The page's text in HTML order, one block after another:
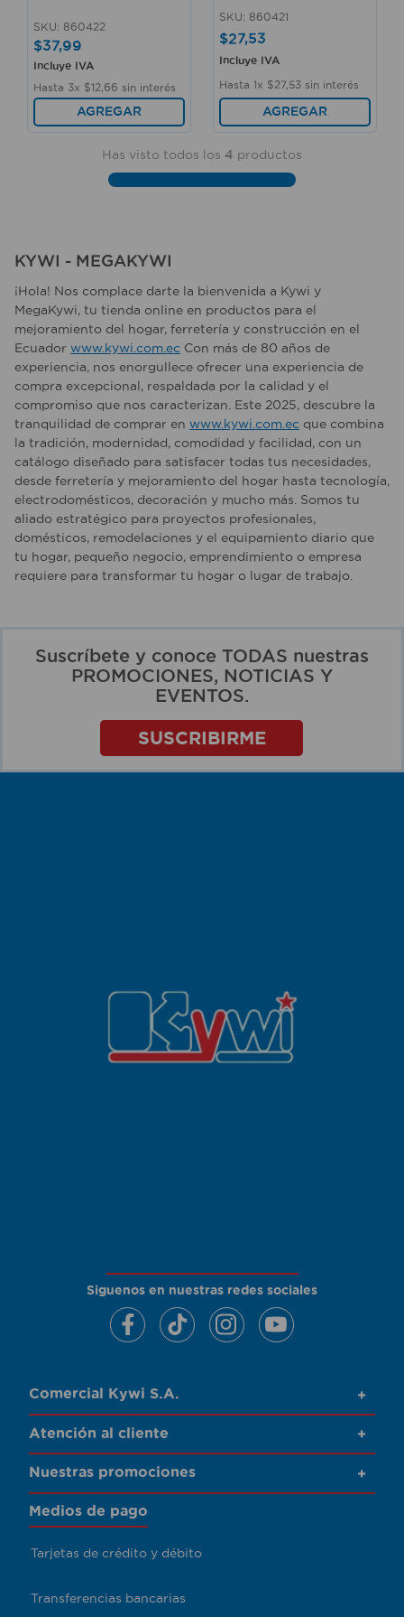
SKU: 860422
$37,99
Incluye IVA
Hasta 3x $12 66 sin interés
AGREGAR
SKU: 860421
$27,53
Incluye IVA
Hasta 1x $27, 53 sin interés
AGREGAR
Has visto todos los 4 productos
KYWI - MEGAKYWI
¡Hola! Nos complace darte la bienvenida a Kywi y
MegaKywi, tu tienda online en productos para el
mejoramiento del hogar, ferretería y construcción en el
Ecuador www.kywi.com.ec Con más de 80 años de
experiencia, nos enorgullece ofrecer una experiencia de
compra excepcional, respaldada por la calidad y el
compromiso que nos caracterizan. Este 2025, descubre la
tranquilidad de comprar en www.kywi.com.ec que combina
la tradición, modernidad, comodidad y facilidad, con un
catálogo diseñado para satisfacer todas tus necesidades,
desde ferretería y mejoramiento del hogar hasta tecnología,
electrodomésticos, decoración y mucho más. Somos tu
aliado estratégico para proyectos profesionales,
domésticos, remodelaciones y el equipamiento diario que
tu hogar, pequeño negocio, emprendimiento o empresa
requiere para transformar tu hogar o lugar de trabajo.
Suscríbete y conoce TODAS nuestras
PROMOCIONES, NOTICIAS Y
EVENTOS.
SUSCRIBIRME
Siguenos en nuestras redes sociales
Comercial Kywi S.A. +
Atención al cliente +
Nuestras promociones +
Medios de pago
Tarjetas de crédito y débito
Transferencias bancarias